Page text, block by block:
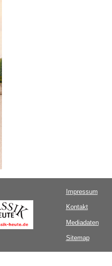
Impressum
Kontakt
Mediadaten
Sitemap